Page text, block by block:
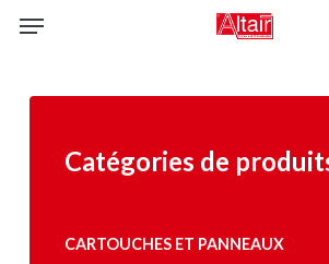
content
Menu
Catégories de
CARTOUCHES ET PANNEAUX